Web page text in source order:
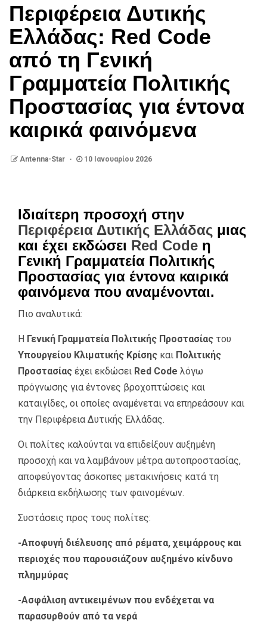
Περιφέρεια Δυτικής
Ελλάδας: Red Code
από τη Γενική
Γραμματεία Πολιτικής
Προστασίας για έντονα
καιρικά φαινόμενα
Antenna-Star 10 Ιανουαρίου 2026
Ιδιαίτερη προσοχή στην
Περιφέρεια Δυτικής Ελλάδας μιας
και έχει εκδώσει Red Code η
Γενική Γραμματεία Πολιτικής
Προστασίας για έντονα καιρικά
φαινόμενα που αναμένονται.
Πιο αναλυτικά:
Η Γενική Γραμματεία Πολιτικής Προστασίας του
Υπουργείου Κλιματικής Κρίσης και Πολιτικής
Προστασίας έχει εκδώσει Red Code λόγω
πρόγνωσης για έντονες βροχοπτώσεις και
καταιγίδες, οι οποίες αναμένεται να επηρεάσουν και
την Περιφέρεια Δυτικής Ελλάδας.
Οι πολίτες καλούνται να επιδείξουν αυξημένη
προσοχή και να λαμβάνουν μέτρα αυτοπροστασίας,
αποφεύγοντας άσκοπες μετακινήσεις κατά τη
διάρκεια εκδήλωσης των φαινομένων.
Συστάσεις προς τους πολίτες:
-Αποφυγή διέλευσης από ρέματα, χειμάρρους και
περιοχές που παρουσιάζουν αυξημένο κίνδυνο
πλημμύρας
-Ασφάλιση αντικειμένων που ενδέχεται να
παρασυρθούν από τα νερά